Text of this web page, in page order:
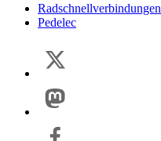
Radschnellverbindungen
Pedelec